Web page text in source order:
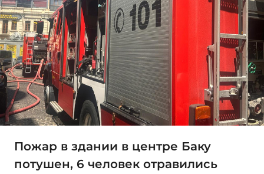
Пожар в здании в центре Баку
потушен, 6 человек отравились